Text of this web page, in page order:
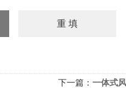
下一篇： 一体式